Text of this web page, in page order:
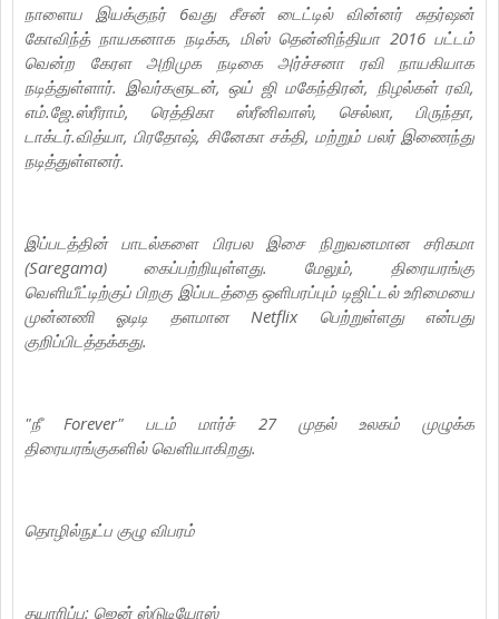
நாளைய இயக்குநர் 6வது சீசன் டைட்டில் வின்னர் சுதர்ஷன்
கோவிந்த் நாயகனாக நடிக்க, மிஸ் தென்னிந்தியா 2016 பட்டம்
வென்ற கேரள அறிமுக நடிகை அர்ச்சனா ரவி நாயகியாக
நடித்துள்ளார். இவர்களுடன், ஒய் ஜி மகேந்திரன், நிழல்கள் ரவி,
எம்.ஜே.ஸ்ரீராம், ரெத்திகா ஸ்ரீனிவாஸ், செல்லா, பிருந்தா,
டாக்டர்.வித்யா, பிரதோஷ், சினேகா சக்தி, மற்றும் பலர் இணைந்து
நடித்துள்ளனர்.
இப்படத்தின் பாடல்களை பிரபல இசை நிறுவனமான சரிகமா
(Saregama) கைப்பற்றியுள்ளது. மேலும், திரையரங்கு
வெளியீட்டிற்குப் பிறகு இப்படத்தை ஒளிபரப்பும் டிஜிட்டல் உரிமையை
முன்னணி ஓடிடி தளமான Netflix பெற்றுள்ளது என்பது
குறிப்பிடத்தக்கது.
"நீ Forever" படம் மார்ச் 27 முதல் உலகம் முழுக்க
திரையரங்குகளில் வெளியாகிறது.
தொழில்நுட்ப குழு விபரம்
தயாரிப்பு: ஜென் ஸ்டுடியோஸ்